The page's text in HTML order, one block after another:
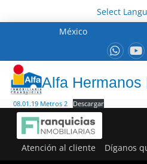
Select
México
Alfa Hermanos
08.01.19 Metros 2 Descargar
Atención al cliente Díganos